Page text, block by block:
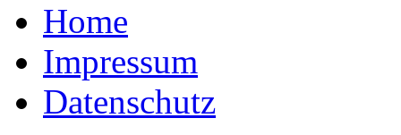
Home
Impressum
Datenschutz